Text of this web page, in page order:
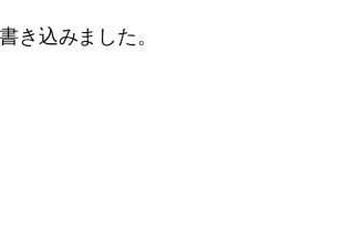
込みました。